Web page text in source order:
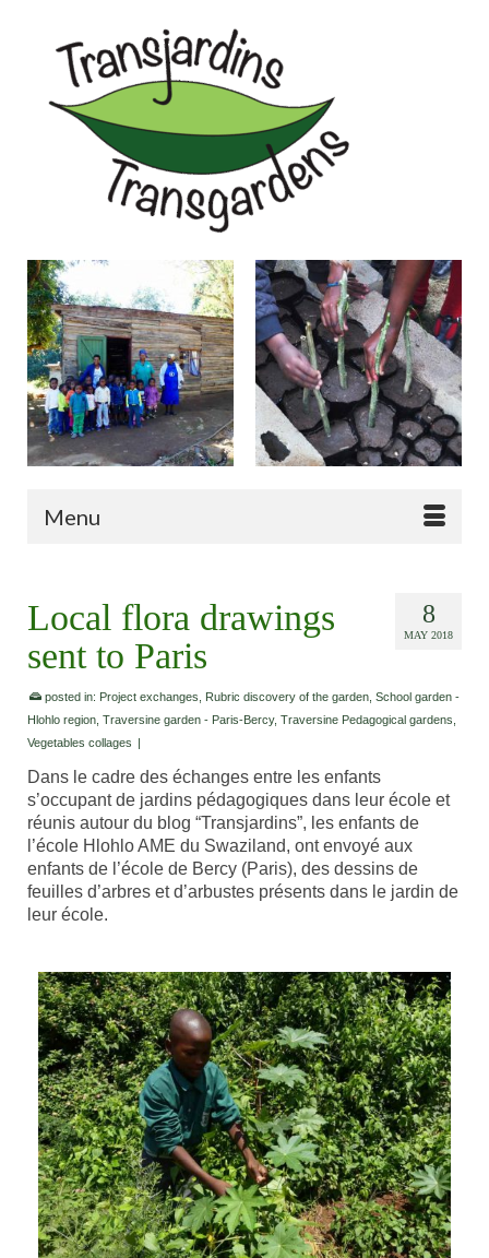
Menu
8
MAY 2018
Local flora drawings
sent to Paris
posted in: Project exchanges Rubric discovery of the garden School garden -
Hlohlo region Traversine garden - Paris-Bercy, Traversine Pedagogical gardens
Vegetables collages |
Dans le cadre des échanges entre les enfants
s’occupant de jardins pédagogiques dans leur école et
réunis autour du blog “Transjardins”, les enfants de
l’école Hlohlo AME du Swaziland, ont envoyé aux
enfants de l’école de Bercy (Paris), des dessins de
feuilles d’arbres et d’arbustes présents dans le jardin de
leur école.